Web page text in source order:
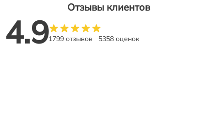
Отзывы клиентов
4.91799 отзывов 5358 оценок